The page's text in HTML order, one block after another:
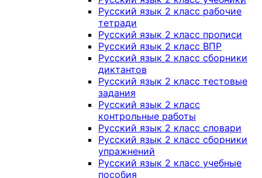
Русский язык 2 класс рабочие
тетради
Русский язык 2 класс прописи
Русский язык 2 класс ВПР
Русский язык 2 класс сборники
диктантов
Русский язык 2 класс тестовые
задания
Русский язык 2 класс
контрольные работы
Русский язык 2 класс словари
Русский язык 2 класс сборники
упражнений
Русский язык 2 класс учебные
пособия